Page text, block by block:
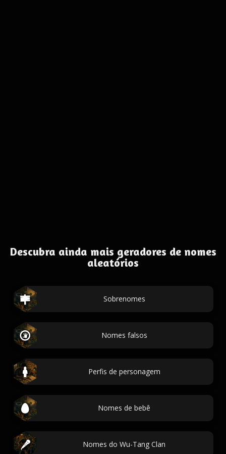
Descubra ainda mais geradores de nomes
aleatórios
Sobrenomes
Nomes falsos
Perfis de personagem
Nomes de bebê
Nomes do Wu-Tang Clan